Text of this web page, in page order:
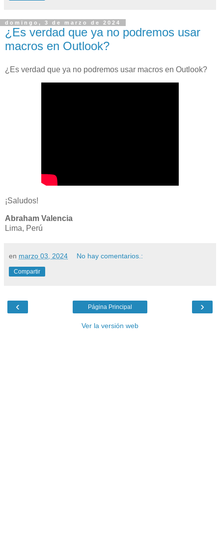
domingo, 3 de marzo de 2024
¿Es verdad que ya no podremos usar
macros en Outlook?
¿Es verdad que ya no podremos usar macros en Outlook?
¡Saludos!
Abraham Valencia
Lima, Perú
en marzo 03, 2024 No hay comentarios.:
Compartir
‹ ›
Página Principal
Ver la versión web